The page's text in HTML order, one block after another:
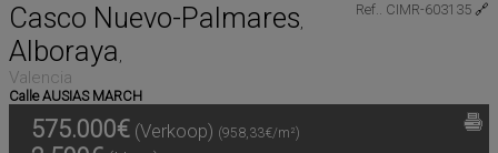
Ref.. CIMR-603135 🔗
Casco Nuevo-Palmares,
Alboraya ,
Valencia
Calle AUSIAS MARCH
575.000€ (Verkoop) (958,33€/m²)